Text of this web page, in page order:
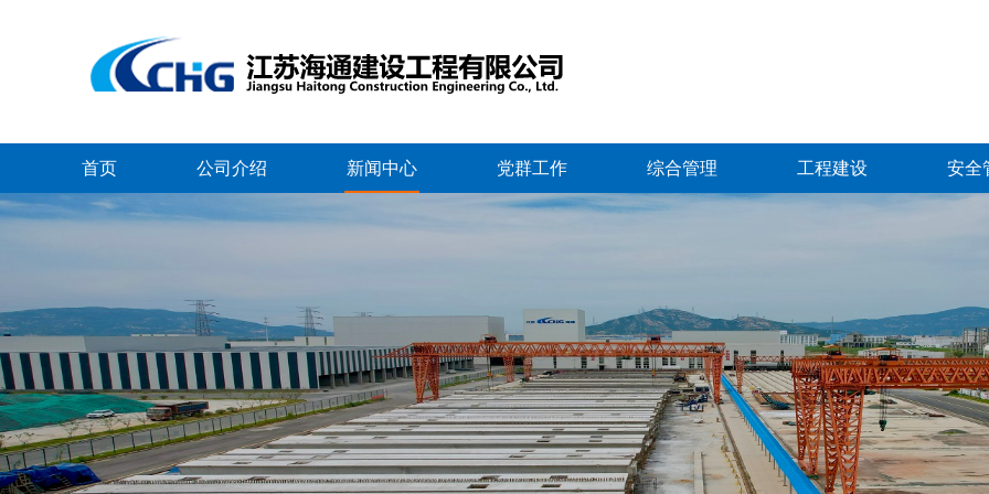
首页 公司介绍 新闻中心 党群工作 综合管理 工程建设 安全